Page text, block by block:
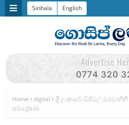
Sinhala English
Home digital
ශ්‍රී ලංකාවේ ඩිජිටල්
සම්ප්‍රේෂණ